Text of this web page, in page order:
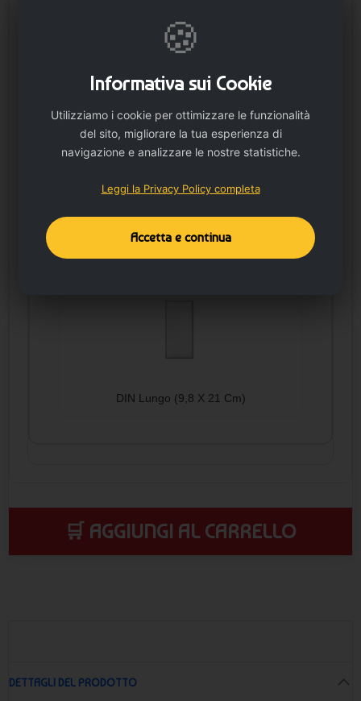
DIN A6 (10,5 X 14,8 Cm)
DIN Lungo (9,8 X 21 Cm)
🛒 AGGIUNGI AL CARRELLO
DETTAGLI DEL PRODOTTO
🍪
Informativa sui Cookie
Utilizziamo i cookie per ottimizzare le funzionalità
del sito, migliorare la tua esperienza di
navigazione e analizzare le nostre statistiche.
Leggi la Privacy Policy completa
Accetta e continua